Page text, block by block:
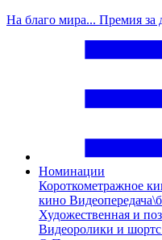
На благо мира... Премия за
Номинации
Короткометражное
кино
Художественная и
Видеоролики и шортс